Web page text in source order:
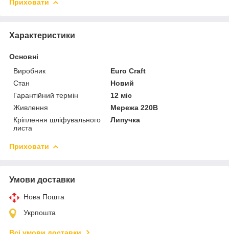
Приховати
Характеристики
Основні
Виробник
Euro Craft
Стан
Новий
Гарантійний термін
12 міс
Живлення
Мережа 220В
Кріплення шліфувального
листа
Липучка
Приховати
Умови доставки
Нова Пошта
Укрпошта
Всі умови доставки